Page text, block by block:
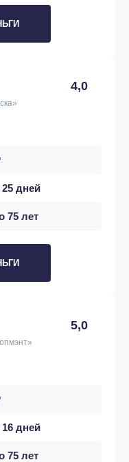
4,0
дней
75 лет
5,0
дней
75 лет